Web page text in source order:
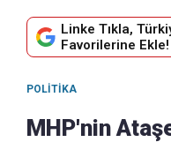
Linke Tıkla,
Favorilerine Ekle!
POLITIKA
MHP'nin